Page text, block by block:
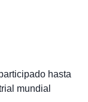
hasta
mundial